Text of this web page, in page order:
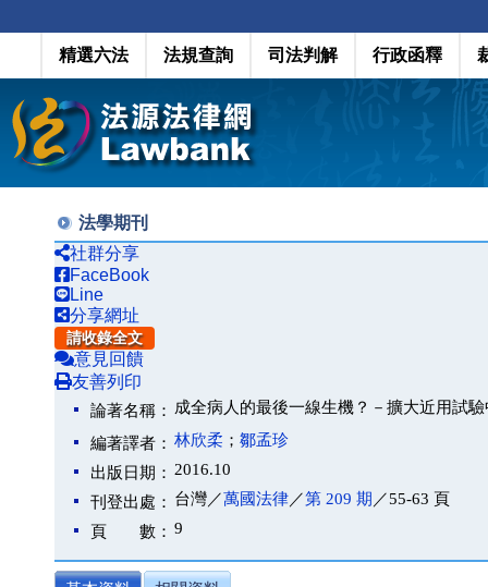
精選六法 法規查詢 司法判解 行政函釋
法學期刊
社群分享
FaceBook
Line
分享網址
請收錄全文
意見回饋
友善列印
論著名稱： 成全病人的最後一線生機？－擴大近用試
編著譯者： 林欣柔 ； 鄒孟珍
出版日期： 2016.10
刊登出處： 台灣／萬國法律／第 209 期 ／55-63 頁
頁 數： 9